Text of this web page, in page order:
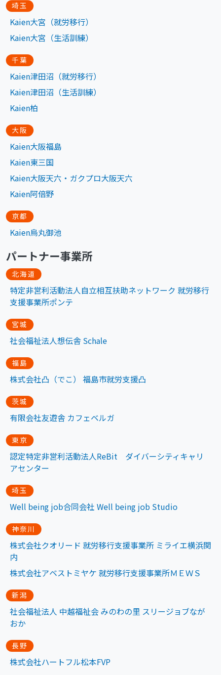
埼玉
Kaien大宮（就労移行）
Kaien大宮（生活訓練）
千葉
Kaien津田沼（就労移行）
Kaien津田沼（生活訓練）
Kaien柏
大阪
Kaien大阪福島
Kaien東三国
Kaien大阪天六・ガクプロ大阪天六
Kaien阿倍野
京都
Kaien烏丸御池
パートナー事業所
北海道
特定非営利活動法人自立相互扶助ネットワーク 就労移行
支援事業所ポンテ
宮城
社会福祉法人想伝舎 Schale
福島
株式会社凸（でこ） 福島市就労支援凸
茨城
有限会社友遊舎 カフェベルガ
東京
認定特定非営利活動法人ReBit ダイバーシティキャリ
アセンター
埼玉
Well being job合同会社 Well being job Studio
神奈川
株式会社クオリード 就労移行支援事業所 ミライエ横浜関
内
株式会社アベストミヤケ 就労移行支援事業所ＭＥＷＳ
新潟
社会福祉法人 中越福祉会 みのわの里 スリージョブなが
おか
長野
株式会社ハートフル松本FVP